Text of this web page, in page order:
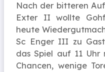
Nach der bitteren
Exter II wollte
heute
Sc Enger III zu
das Spiel auf 11 Uhr
Chancen, wenige